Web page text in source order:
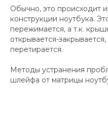
Обычно, это происходит
конструкции ноутбука.
пережимается, а т.к.
открывается-
перетирается.
Методы устранения
шлейфа от матрицы